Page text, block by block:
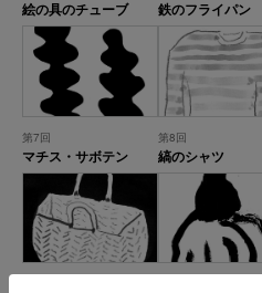
絵の具のチューブ 鉄のフライパン
第7回
マチス・サボテン
第8回
縞のシャツ